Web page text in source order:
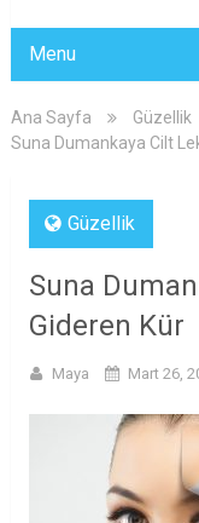
Menu
Ana Sayfa
Güzellik
Suna Dumankaya Cilt
Güzellik
Suna
Gideren Kür
Maya Mart 26,